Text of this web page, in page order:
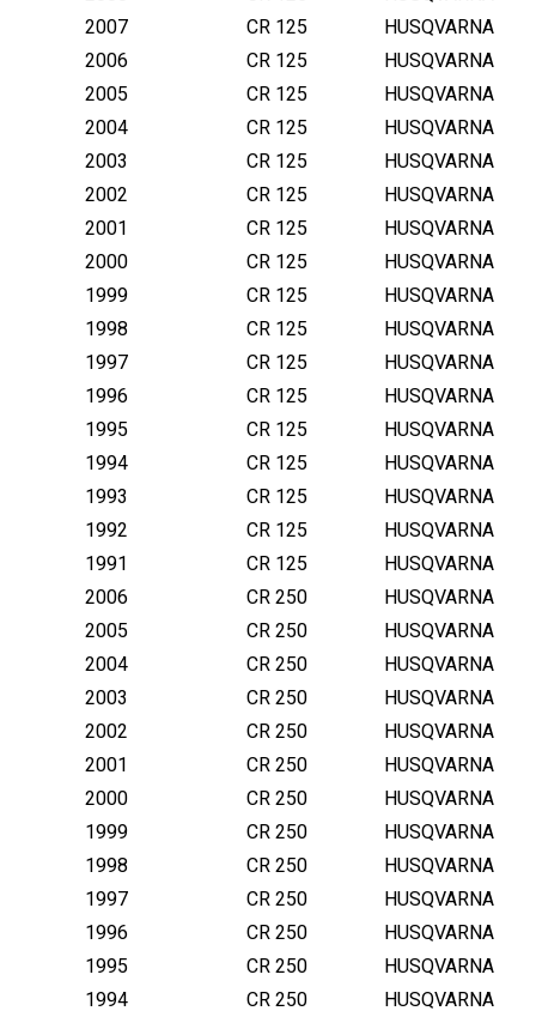
HUSQVARNA
CR 125
2007
HUSQVARNA
CR 125
2006
HUSQVARNA
CR 125
2005
HUSQVARNA
CR 125
2004
HUSQVARNA
CR 125
2003
HUSQVARNA
CR 125
2002
HUSQVARNA
CR 125
2001
HUSQVARNA
CR 125
2000
HUSQVARNA
CR 125
1999
HUSQVARNA
CR 125
1998
HUSQVARNA
CR 125
1997
HUSQVARNA
CR 125
1996
HUSQVARNA
CR 125
1995
HUSQVARNA
CR 125
1994
HUSQVARNA
CR 125
1993
HUSQVARNA
CR 125
1992
HUSQVARNA
CR 125
1991
HUSQVARNA
CR 250
2006
HUSQVARNA
CR 250
2005
HUSQVARNA
CR 250
2004
HUSQVARNA
CR 250
2003
HUSQVARNA
CR 250
2002
HUSQVARNA
CR 250
2001
HUSQVARNA
CR 250
2000
HUSQVARNA
CR 250
1999
HUSQVARNA
CR 250
1998
HUSQVARNA
CR 250
1997
HUSQVARNA
CR 250
1996
HUSQVARNA
CR 250
1995
HUSQVARNA
CR 250
1994